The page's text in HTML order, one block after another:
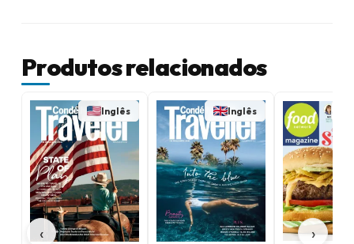
Produtos relacionados
‹
Inglês Inglês
›